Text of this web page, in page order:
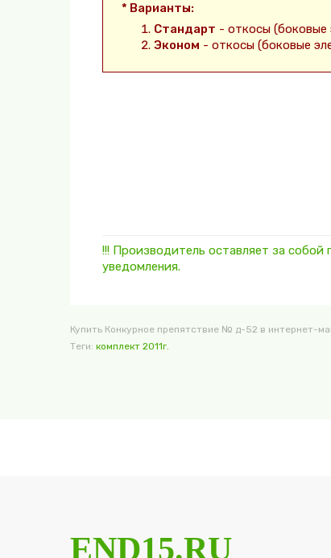
* Варианты:
Стандарт - откосы
Эконом - откосы (боковые
!!! Производитель оставляет за
уведомления.
Купить Конкурное препятствие № д-52 в интернет-
Теги: комплект 2011г.
END15.RU